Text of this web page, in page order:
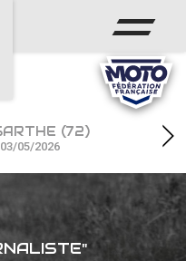
(72)
05/2026